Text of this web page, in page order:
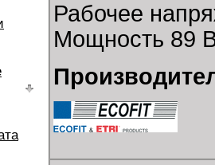
Рабочее
Мощность 89